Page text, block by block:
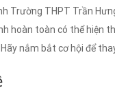
Trường THPT Trần
hoàn toàn có thể hiện
nắm bắt cơ hội để